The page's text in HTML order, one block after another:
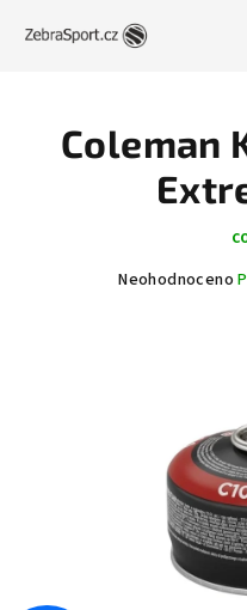
Coleman
Průměrné
hvězdiček.
Neohodnoceno